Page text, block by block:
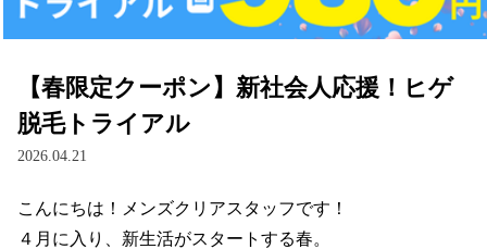
【春限定クーポン】新社会人応援！ヒゲ
脱毛トライアル
2026.04.21
こんにちは！メンズクリアスタッフです！
４月に入り、新生活がスタートする春。